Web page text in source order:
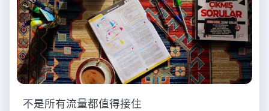
不是所有流量都值得接住